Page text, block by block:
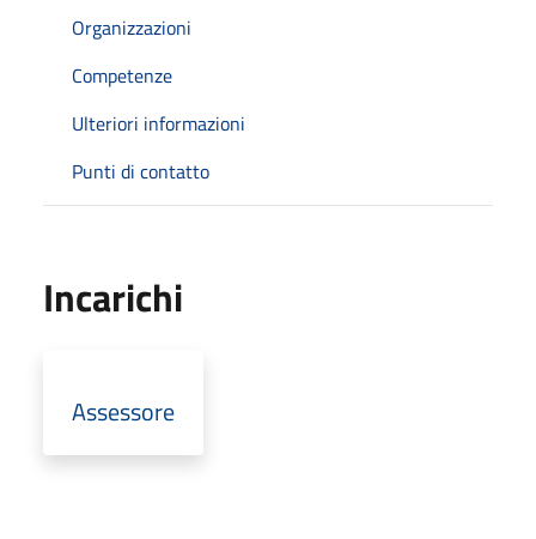
Organizzazioni
Competenze
Ulteriori informazioni
Punti di contatto
Incarichi
Assessore